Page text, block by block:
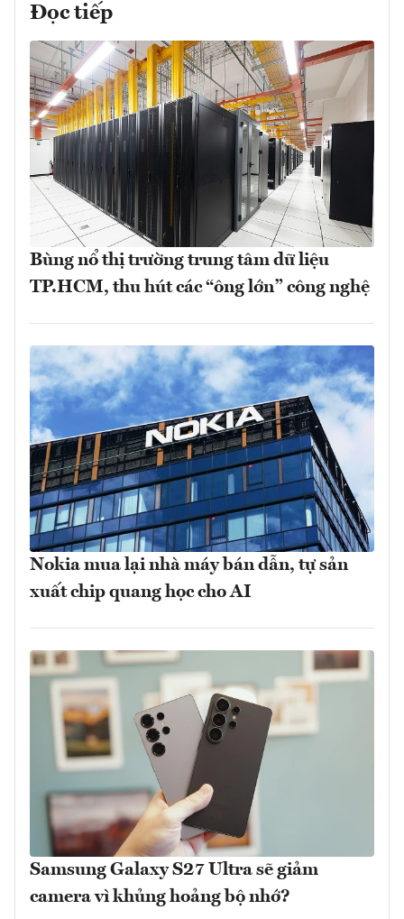
Đọc tiếp
Bùng nổ thị trường trung tâm dữ liệu
TP.HCM, thu hút các “ông lớn” công nghệ
Nokia mua lại nhà máy bán dẫn, tự sản
xuất chip quang học cho AI
Samsung Galaxy S27 Ultra sẽ giảm
camera vì khủng hoảng bộ nhớ?